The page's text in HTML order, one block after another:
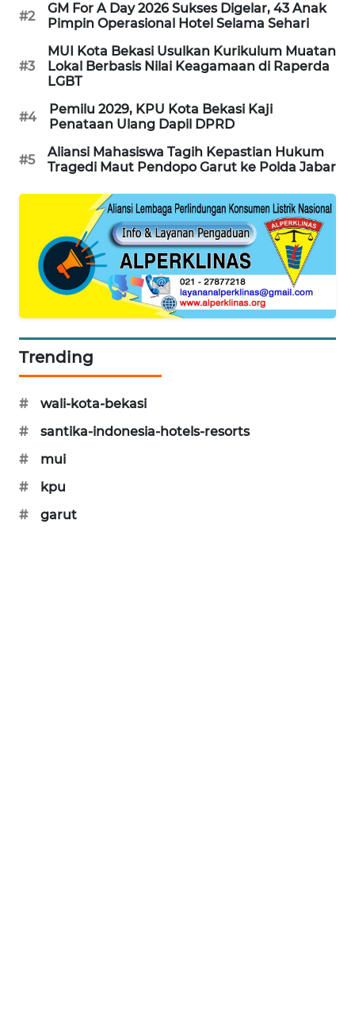
#2
GM For A Day 2026 Sukses Digelar, 43 Anak
Pimpin Operasional Hotel Selama Sehari
#3
MUI Kota Bekasi Usulkan Kurikulum Muatan
Lokal Berbasis Nilai Keagamaan di Raperda
LGBT
#4
Pemilu 2029, KPU Kota Bekasi Kaji
Penataan Ulang Dapil DPRD
#5
Aliansi Mahasiswa Tagih Kepastian Hukum
Tragedi Maut Pendopo Garut ke Polda Jabar
Trending
#
wali-kota-bekasi
#
santika-indonesia-hotels-resorts
#
mui
#
kpu
#
garut
NEWS
NEWS
JURNAL
MARITIM
NEWS
GARONGGANG
NEWS
FISUELRI
ID
NEWS
CILEUNGSI
NEWS
BERKAT